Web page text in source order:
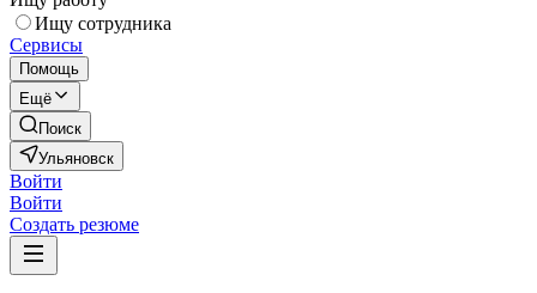
Ищу сотрудника
Сервисы
Помощь
Ещё
Поиск
Ульяновск
Войти
Войти
Создать резюме